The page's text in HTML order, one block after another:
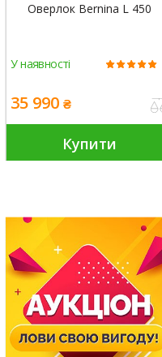
Оверлок Bernina L 450
У наявності
35 990₴
Купити